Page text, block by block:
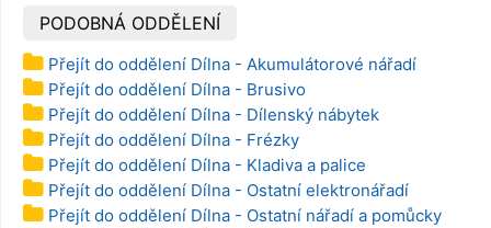
PODOBNÁ ODDĚLENÍ
Přejít do oddělení Dílna - Akumulátorové nářadí
Přejít do oddělení Dílna - Brusivo
Přejít do oddělení Dílna - Dílenský nábytek
Přejít do oddělení Dílna - Frézky
Přejít do oddělení Dílna - Kladiva a palice
Přejít do oddělení Dílna - Ostatní elektronářadí
Přejít do oddělení Dílna - Ostatní nářadí a pomůcky